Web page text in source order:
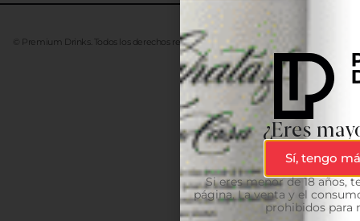
© Premium Drinks. Todos los derechos reservados. DesarrolladoAdvanze
¿Eres
Sí, tengo
Si eres menor de 18 años,
página. La venta y el
prohibidos para